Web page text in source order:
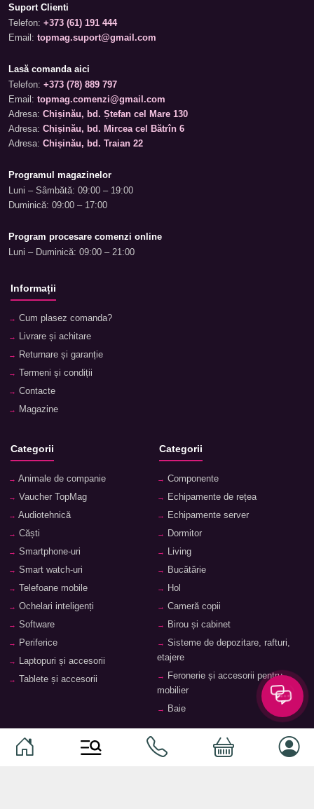
Suport Clienti
Telefon: +373 (61) 191 444
Email: topmag.suport@gmail.com
Lasă comanda aici
Telefon: +373 (78) 889 797
Email: topmag.comenzi@gmail.com
Adresa: Chișinău, bd. Ștefan cel Mare 130
Adresa: Chișinău, bd. Mircea cel Bătrîn 6
Adresa: Chișinău, bd. Traian 22
Programul magazinelor
Luni – Sâmbătă: 09:00 – 19:00
Duminică: 09:00 – 17:00
Program procesare comenzi online
Luni – Duminică: 09:00 – 21:00
Informații
Cum plasez comanda?
Livrare și achitare
Returnare și garanție
Termeni și condiții
Contacte
Magazine
Categorii
Animale de companie
Vaucher TopMag
Audiotehnică
Căști
Smartphone-uri
Smart watch-uri
Telefoane mobile
Ochelari inteligenți
Software
Periferice
Laptopuri și accesorii
Tablete și accesorii
Categorii
Componente
Echipamente de rețea
Echipamente server
Dormitor
Living
Bucătărie
Hol
Cameră copii
Birou și cabinet
Sisteme de depozitare, rafturi,
etajere
Feronerie și accesorii pentru
mobilier
Baie